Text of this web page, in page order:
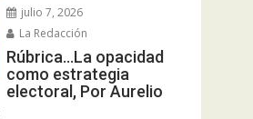
julio 7, 2026
La Redacción
Rúbrica…La opacidad
como estrategia
electoral, Por Aurelio